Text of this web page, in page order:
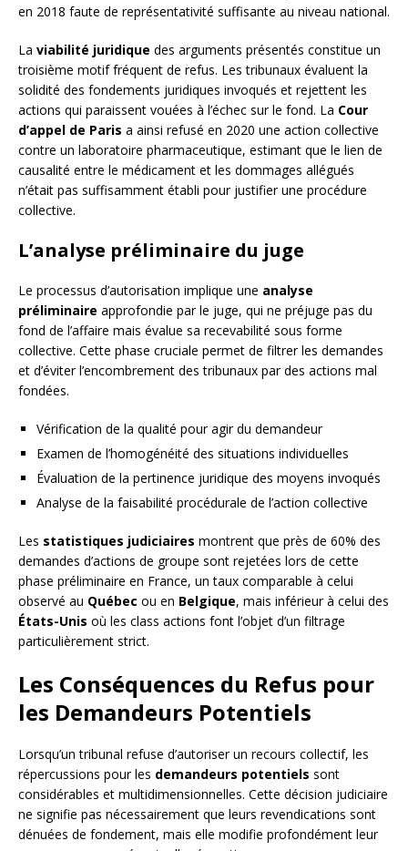
en 2018 faute de représentativité suffisante au niveau national.
La viabilité juridique des arguments présentés constitue un
troisième motif fréquent de refus. Les tribunaux évaluent la
solidité des fondements juridiques invoqués et rejettent les
actions qui paraissent vouées à l’échec sur le fond. La Cour
d’appel de Paris a ainsi refusé en 2020 une action collective
contre un laboratoire pharmaceutique, estimant que le lien de
causalité entre le médicament et les dommages allégués
n’était pas suffisamment établi pour justifier une procédure
collective.
L’analyse préliminaire du juge
Le processus d’autorisation implique une analyse
préliminaire approfondie par le juge, qui ne préjuge pas du
fond de l’affaire mais évalue sa recevabilité sous forme
collective. Cette phase cruciale permet de filtrer les demandes
et d’éviter l’encombrement des tribunaux par des actions mal
fondées.
Vérification de la qualité pour agir du demandeur
Examen de l’homogénéité des situations individuelles
Évaluation de la pertinence juridique des moyens invoqués
Analyse de la faisabilité procédurale de l’action collective
Les statistiques judiciaires montrent que près de 60% des
demandes d’actions de groupe sont rejetées lors de cette
phase préliminaire en France, un taux comparable à celui
observé au Québec ou en Belgique, mais inférieur à celui des
États-Unis où les class actions font l’objet d’un filtrage
particulièrement strict.
Les Conséquences du Refus pour
les Demandeurs Potentiels
Lorsqu’un tribunal refuse d’autoriser un recours collectif, les
répercussions pour les demandeurs potentiels sont
considérables et multidimensionnelles. Cette décision judiciaire
ne signifie pas nécessairement que leurs revendications sont
dénuées de fondement, mais elle modifie profondément leur